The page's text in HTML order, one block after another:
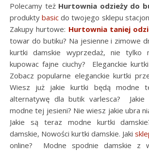
Polecamy też Hurtownia odzieży do
produktybasic do twojego sklepu
Zakupy hurtowe: Hurtownia taniej
towar do butiku? Na jesienne i zimowe
kurtki damskie wyprzedaż, nie tylko
kupowac fajne ciuchy? Eleganckie
Zobacz popularne eleganckie kurtki
Wiesz już jakie kurtki będą modne
alternatywę dla butik varlesca?
modne tej jesieni? Nie wiesz jakie ubra
Jakie są teraz modne kurtki
damskie, Nowości kurtki damskie. Jaki
online? Modne spodnie damskie z